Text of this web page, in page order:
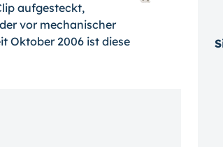
aufgesteckt,
vor mechanischer
Oktober 2006 ist diese